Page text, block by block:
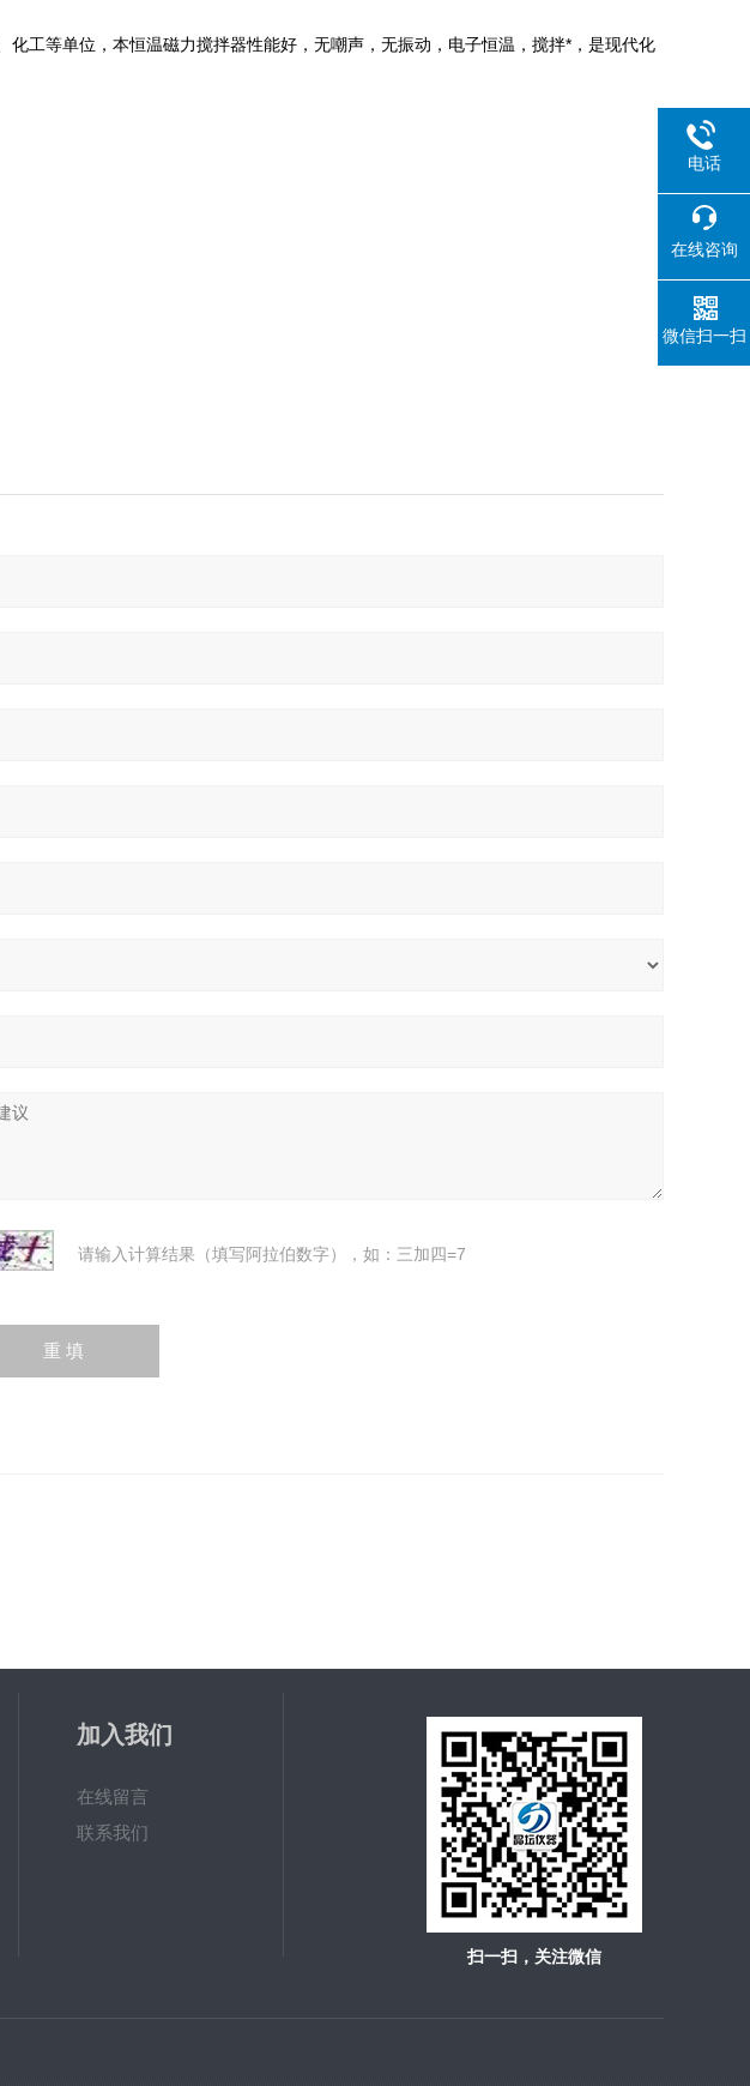
工等单位，本恒温磁力搅拌器性能好，无嘲声，无振动，电子恒温，搅拌*，是现代化
请输入计算结果（填写阿拉伯数字），如：三加四=7
加入我们
在线留言
联系我们
扫一扫，关注微信
电话
在线咨询
微信扫一扫